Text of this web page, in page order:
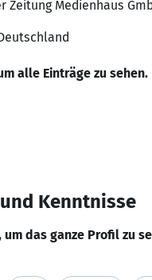
Zeitung Medienhaus
alle Einträge zu sehen.
Kenntnisse
um das ganze Profil zu